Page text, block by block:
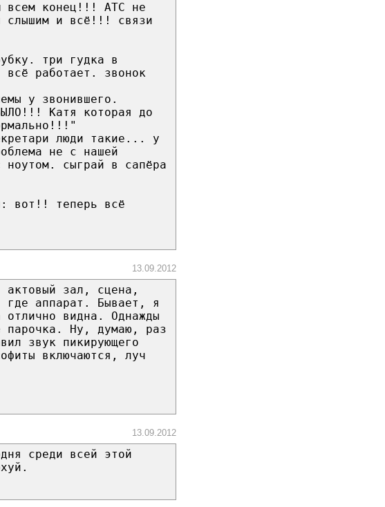
всем конец!!! АТС не
слышим и всё!!! связи
три гудка в
работает. звонок
у звонившего.
Катя которая до
люди такие... у
не с нашей
сыграй в сапёра
вот!! теперь всё
13.09.2012
зал, сцена,
где аппарат. Бывает, я
видна. Однажды
парочка. Ну, думаю, раз
звук пикирующего
включаются, луч
13.09.2012
среди всей этой